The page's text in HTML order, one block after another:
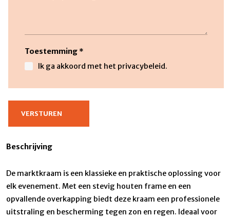
Toestemming *
Ik ga akkoord met het privacybeleid.
Beschrijving
De marktkraam is een klassieke en praktische oplossing voor
elk evenement. Met een stevig houten frame en een
opvallende overkapping biedt deze kraam een professionele
uitstraling en bescherming tegen zon en regen. Ideaal voor